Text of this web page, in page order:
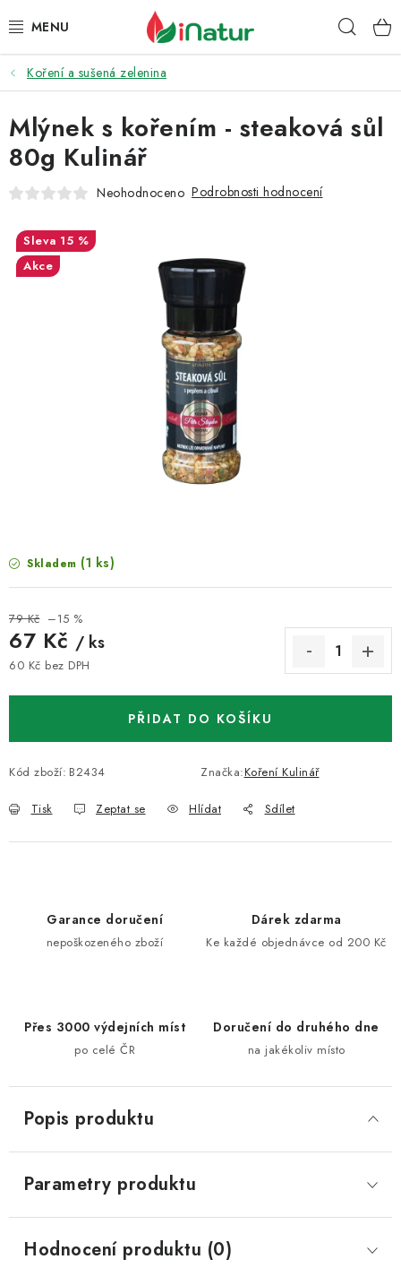
na
POTRAVINY
OŘECHY A SUŠENÉ PLODY
SNACKY
EKO DROGERIE A KOSMETIKA
Reklamace a vrácení zboží
Koření a sušená zelenina
Skladem (1 ks)
79 Kč –15 %
67 Kč / ks
60 Kč bez DPH
PŘIDAT DO KOŠÍKU
Kód zboží: B2434 Značka:Koření Kulinář
Tisk Zeptat se Hlídat Sdílet
Mlýnek s kořením - steaková sůl
80g Kulinář
Neohodnoceno Podrobnosti hodnocení
15 %
Akce
Garance doručení
nepoškozeného zboží
Dárek zdarma
Ke každé objednávce od 200 Kč
Přes 3000 výdejních míst
po celé ČR
Doručení do druhého dne
na jakékoliv místo
Popis produktu
Parametry produktu
Hodnocení produktu (0)